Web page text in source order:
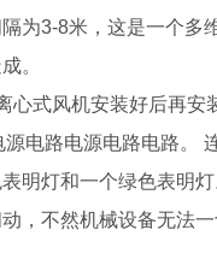
为3-8米，这是一个多
。
心式风机安装好后再
电路电源电路电路。
明灯和一个绿色表明
，不然机械设备无法一